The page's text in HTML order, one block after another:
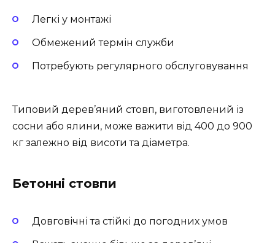
Легкі у монтажі
Обмежений термін служби
Потребують регулярного обслуговування
Типовий дерев’яний стовп, виготовлений із
сосни або ялини, може важити від 400 до 900
кг залежно від висоти та діаметра.
Бетонні стовпи
Довговічні та стійкі до погодних умов